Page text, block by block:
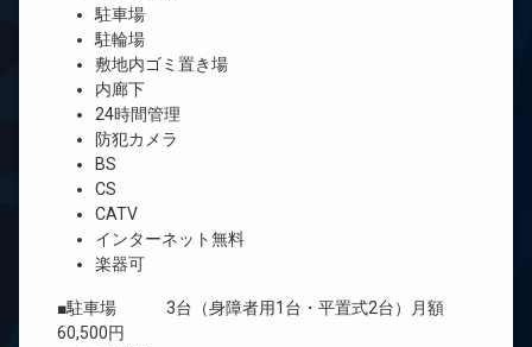
駐車場
駐輪場
敷地内ゴミ置き場
内廊下
24時間管理
防犯カメラ
BS
CS
CATV
インターネット無料
楽器可
■駐車場 3台（身障者用1台・平置式2台）月額
60,500円